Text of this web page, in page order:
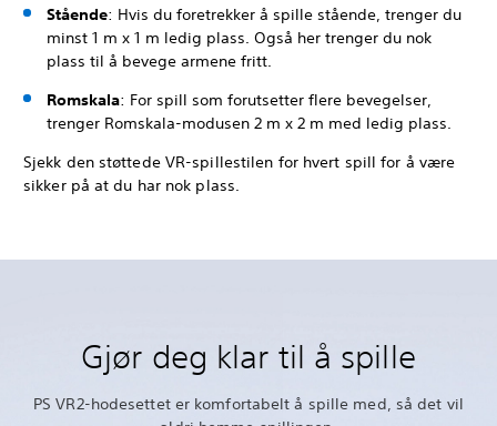
Stående: Hvis du foretrekker å spille stående, trenger du
minst 1 m x 1 m ledig plass. Også her trenger du nok
plass til å bevege armene fritt.
Romskala: For spill som forutsetter flere bevegelser,
trenger Romskala-modusen 2 m x 2 m med ledig plass.
Sjekk den støttede VR-spillestilen for hvert spill for å være
sikker på at du har nok plass.
Gjør deg klar til å spille
PS VR2-hodesettet er komfortabelt å spille med, så det vil